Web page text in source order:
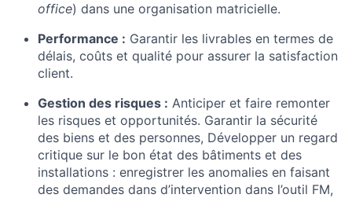
office) dans une organisation matricielle.
Performance : Garantir les livrables en termes de
délais, coûts et qualité pour assurer la satisfaction
client.
Gestion des risques : Anticiper et faire remonter
les risques et opportunités. Garantir la sécurité
des biens et des personnes, Développer un regard
critique sur le bon état des bâtiments et des
installations : enregistrer les anomalies en faisant
des demandes dans d’intervention dans l’outil FM,